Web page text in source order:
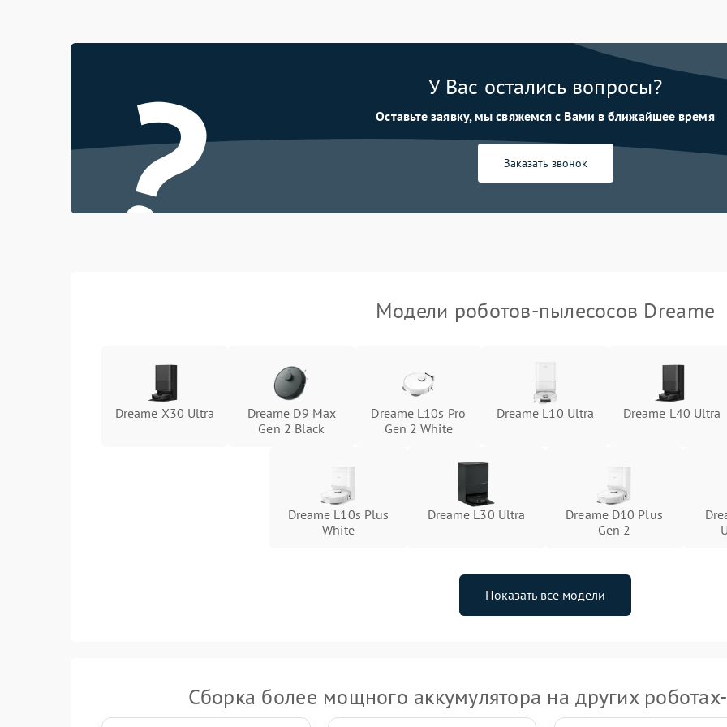
Проблемы с механикой
Режим работы
Программные сбои
? У Вас остались вопросы?
Оставьте заявку, мы свяжемся с Вами в ближайшее время
Заказать звонок
Модели роботов-пылесосов Dreame
Dreame X30 Ultra
Dreame D9 Max
Gen 2 Black
Dreame L10s Pro
Gen 2 White
Dreame L10 Ultra Dreame L40 Ultra
Dreame L10s Plus
White
Dreame L30 Ultra
Dreame D10 Plus
Gen 2
Показать все модели
Сборка более мощного аккумулятора на других